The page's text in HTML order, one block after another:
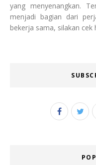
yang menyenangkan.
menjadi bagian dari
bekerja sama, silakan cek